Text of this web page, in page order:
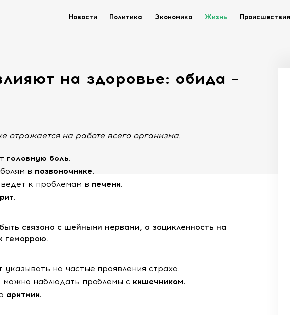
Новости Политика Экономика Жизнь Происшествия
на здоровье: обида –
отражается на работе всего организма.
головную боль.
в позвоночнике.
к проблемам в печени.
связано с шейными нервами, а зацикленность на
геморрою.
указывать на частые проявления страха.
можно наблюдать проблемы с кишечником.
аритмии.